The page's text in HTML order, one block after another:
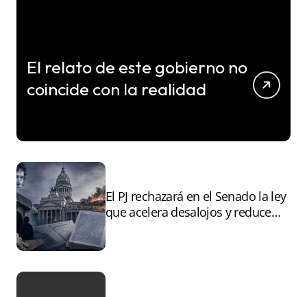
El relato de este gobierno no
coincide con la realidad
El PJ rechazará en el Senado la ley
que acelera desalojos y reduce